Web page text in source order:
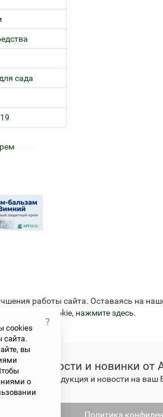
сада
работы сайта. Оставаясь на
файлов cookie, нажмите здесь.
Новости и новинки от
Свежая продукция и новости на ваш
Политика
cookies
сайта.
вы
о
?